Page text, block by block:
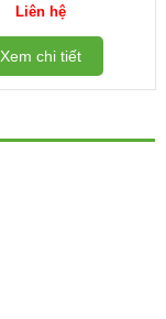
có điều khiển
Liên hệ
Xem chi tiết